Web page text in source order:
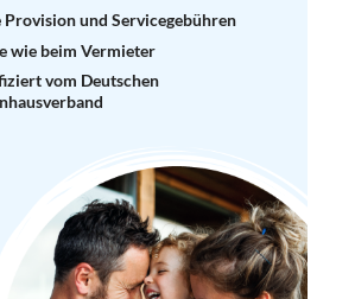
Provision und Servicegebühren
wie beim Vermieter
vom Deutschen